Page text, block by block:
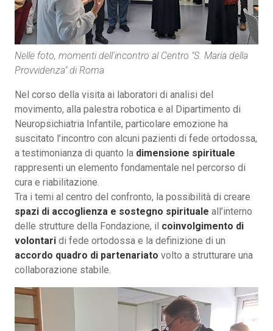
Nelle foto, momenti dell'incontro al Centro "S. Maria della
Provvidenza" di Roma
Nel corso della visita ai laboratori di analisi del
movimento, alla palestra robotica e al Dipartimento di
Neuropsichiatria Infantile, particolare emozione ha
suscitato l’incontro con alcuni pazienti di fede ortodossa,
a testimonianza di quanto la dimensione spirituale
rappresenti un elemento fondamentale nel percorso di
cura e riabilitazione.
Tra i temi al centro del confronto, la possibilità di creare
spazi di accoglienza e sostegno spirituale all’interno
delle strutture della Fondazione, il coinvolgimento di
volontari di fede ortodossa e la definizione di un
accordo quadro di partenariato volto a strutturare una
collaborazione stabile.